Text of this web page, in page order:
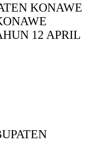
KONAWE
12 APRIL